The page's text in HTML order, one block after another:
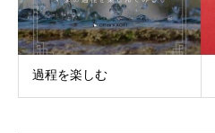
過程を楽しむ